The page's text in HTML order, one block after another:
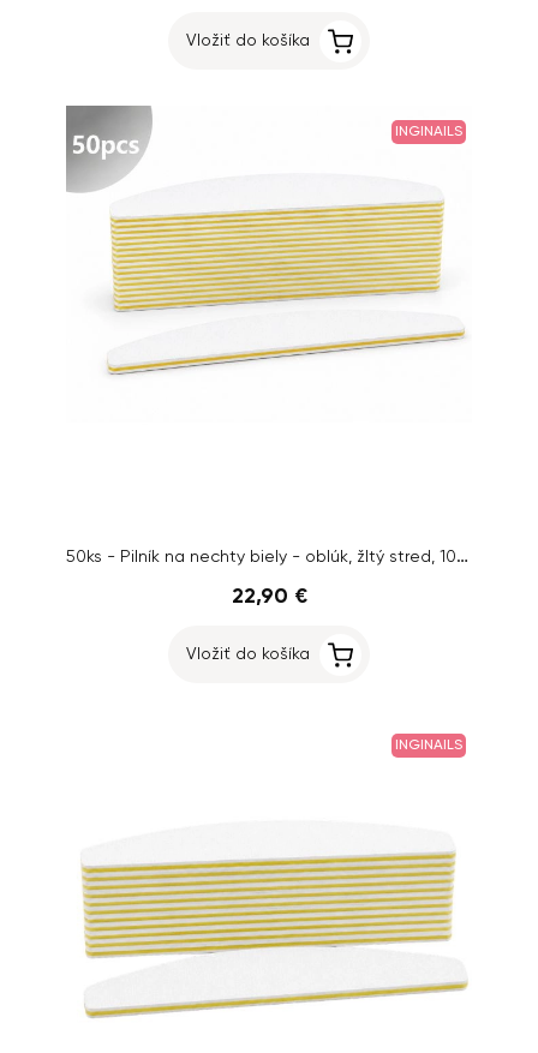
Vložiť do košíka
INGINAILS
50ks - Pilník na nechty biely - oblúk, žltý stred, 100/180
22,90 €
Vložiť do košíka
INGINAILS